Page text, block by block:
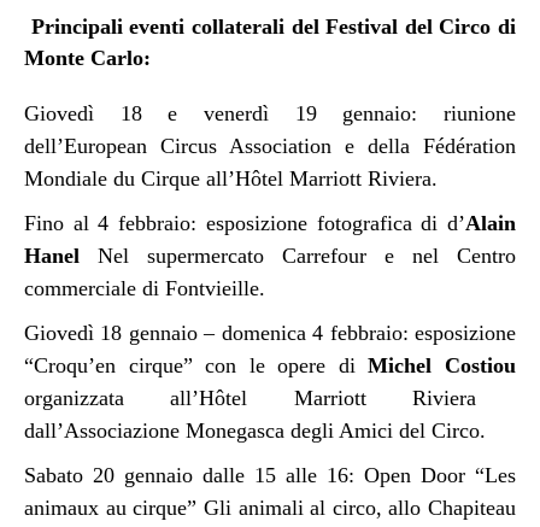
Principali eventi collaterali del Festival del Circo di
Monte Carlo:
Giovedì 18 e venerdì 19 gennaio: riunione
dell’European Circus Association e della Fédération
Mondiale du Cirque all’Hôtel Marriott Riviera.
Fino al 4 febbraio: esposizione fotografica di d’Alain
Hanel Nel supermercato Carrefour e nel Centro
commerciale di Fontvieille.
Giovedì 18 gennaio – domenica 4 febbraio: esposizione
“Croqu’en cirque” con le opere diMichel Costiou
organizzata all’Hôtel Marriott Riviera
dall’Associazione Monegasca degli Amici del Circo.
Sabato 20 gennaio dalle 15 alle 16: Open Door “Les
animaux au cirque” Gli animali al circo, allo Chapiteau